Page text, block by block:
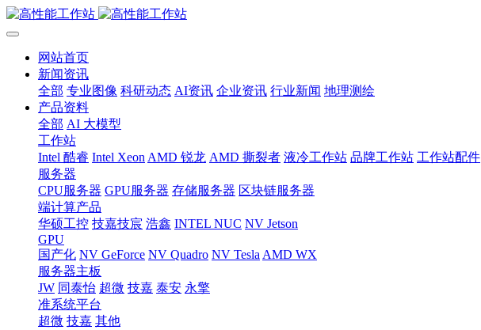
网站首页
新闻资讯
全部 专业图像 科研动态 AI资讯 企业资讯 行业新闻 地理测绘
产品资料
全部 AI 大模型
工作站
Intel 酷睿 Intel Xeon AMD 锐龙 AMD 撕裂者 液冷工作站 品牌工作站 工作站配件
服务器
CPU服务器 GPU服务器 存储服务器 区块链服务器
端计算产品
华硕工控 技嘉技宸 浩鑫 INTEL NUC NV Jetson
GPU
国产化 NV GeForce NV Quadro NV Tesla AMD WX
服务器主板
JW 同泰怡 超微 技嘉 泰安 永擎
准系统平台
超微 技嘉 其他